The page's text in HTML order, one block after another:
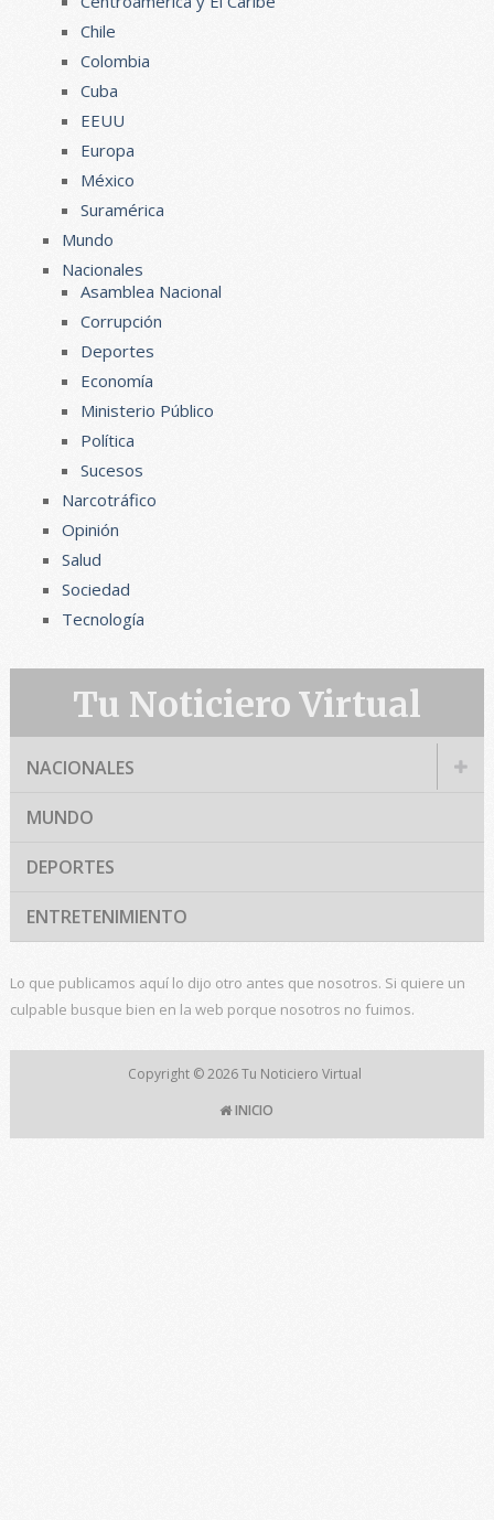
Chile
Colombia
Cuba
EEUU
Europa
México
Suramérica
Mundo
Nacionales
Asamblea Nacional
Corrupción
Deportes
Economía
Ministerio Público
Política
Sucesos
Narcotráfico
Opinión
Salud
Sociedad
Tecnología
Tu Noticiero Virtual
NACIONALES
MUNDO
DEPORTES
ENTRETENIMIENTO
Lo que publicamos aquí lo dijo otro antes que nosotros. Si quiere un
culpable busque bien en la web porque nosotros no fuimos.
Copyright © 2026Tu Noticiero Virtual
INICIO